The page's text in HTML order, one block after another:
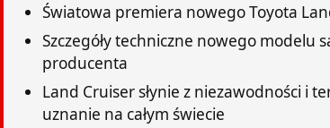
Światowa premiera nowego Toyota
Szczegóły techniczne nowego modelu
producenta
Land Cruiser słynie z niezawodności i
uznanie na całym świecie